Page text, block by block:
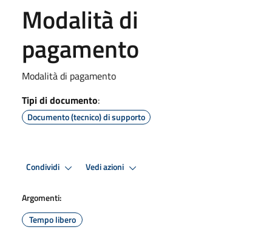
Modalità di
pagamento
Modalità di pagamento
Tipi di documento:
Documento (tecnico) di supporto
Condividi Vedi azioni
Argomenti:
Tempo libero